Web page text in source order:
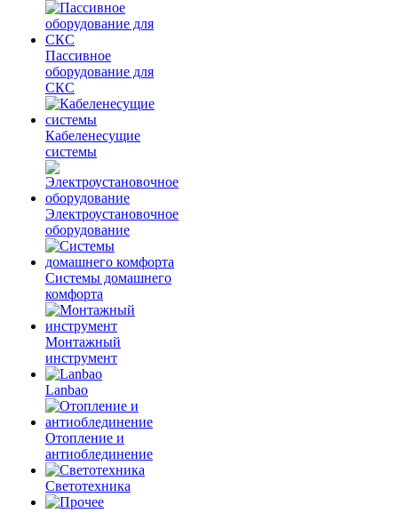
Пассивное
оборудование для
СКС
Кабеленесущие
системы
Электроустановочное
оборудование
Системы домашнего
комфорта
Монтажный
инструмент
Lanbao
Отопление и
антиоблединение
Светотехника